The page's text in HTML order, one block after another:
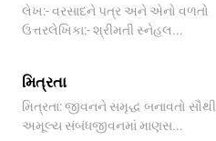
લેખ:- વરસાદને પત્ર અને એનો વળતો
ઉત્તરલેખિકા:- શ્રીમતી સ્નેહલ...
મિત્રતા
મિત્રતા: જીવનને સમૃદ્ધ બનાવતો સૌથી
અમૂલ્ય સંબંધજીવનમાં માણસ...